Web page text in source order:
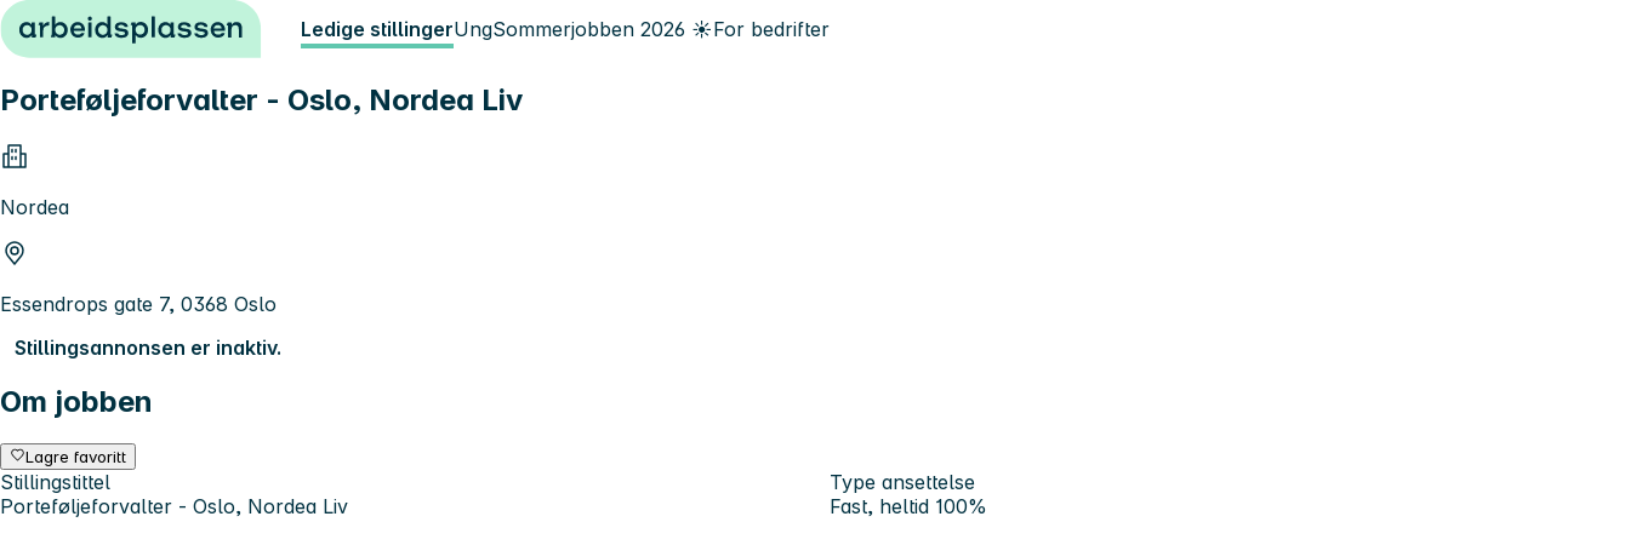
Hopp til innhold Ledige stillingerUngSommerjobben 2026 ☀️For bedrifter
Porteføljeforvalter - Oslo, Nordea Liv
Nordea
Essendrops gate 7, 0368 Oslo
Stillingsannonsen er inaktiv.
Om jobben
Lagre favoritt
Stillingstittel
Porteføljeforvalter - Oslo, Nordea Liv
Type ansettelse
Fast, heltid 100%